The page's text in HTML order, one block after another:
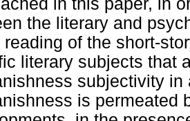
in this paper, in
the literary and
reading of the short-
literary subjects that
subjectivity
is permeated